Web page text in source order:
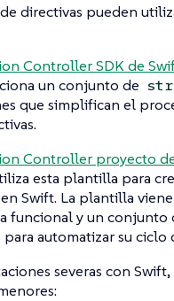
directivas pueden
Controller SDK de
un conjunto de
que simplifican el
Controller proyecto
esta plantilla para
Swift. La plantilla
funcional y un conjunto
automatizar su ciclo
severas con